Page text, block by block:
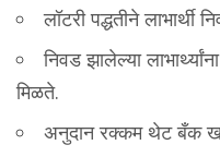
लॉटरी पद्धतीने लाभार्थी
निवड झालेल्या
मिळते.
अनुदान रक्कम थेट बँक